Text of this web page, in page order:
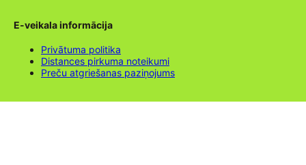
E-veikala informācija
Privātuma politika
Distances pirkuma noteikumi
Preču atgriešanas paziņojums